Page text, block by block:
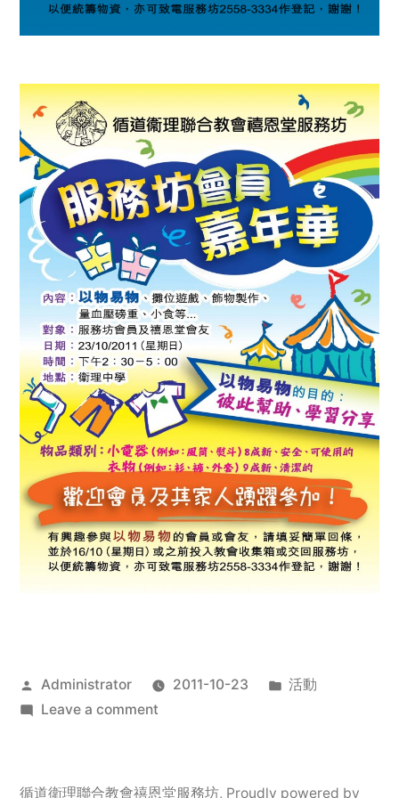
Posted
by
Administrator 2011-10-23
Posted
活動
Leave a commenton
服
循道衛理聯合教會禧恩堂服務坊, Proudly powered by